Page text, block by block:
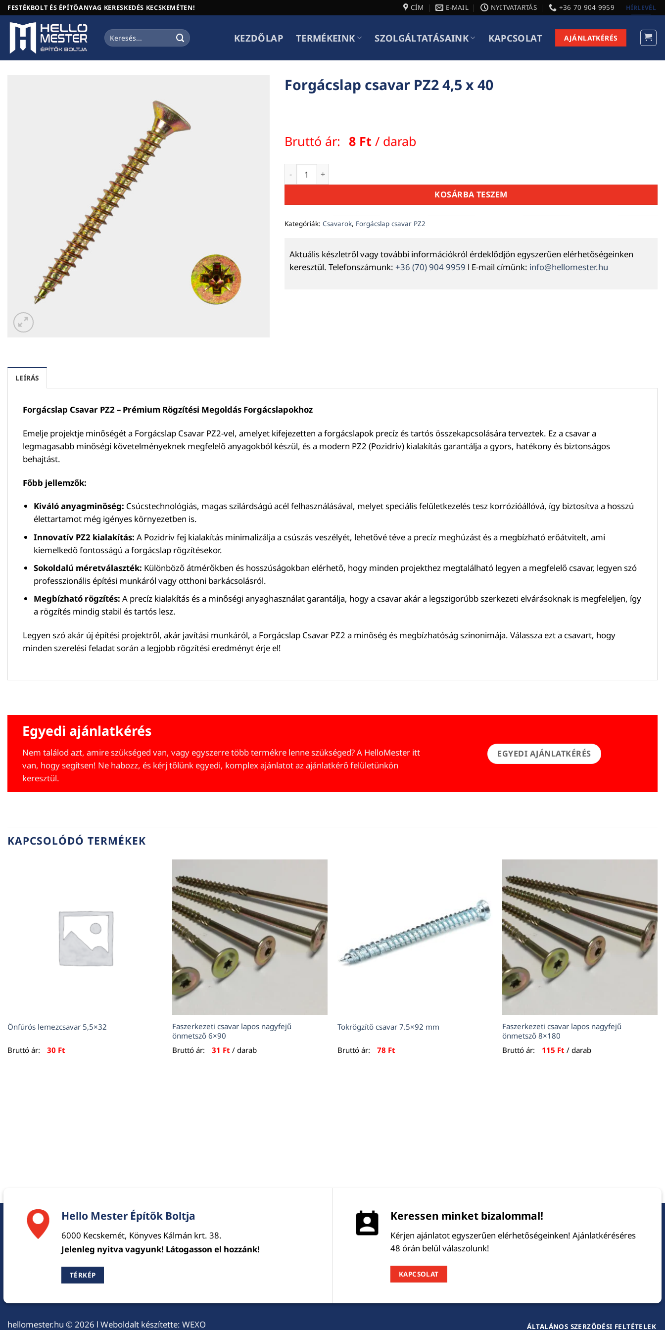
Skip
to
content
FESTÉKBOLT ÉS ÉPÍTŐANYAG KERESKEDÉS KECSKEMÉTEN! CÍM E-MAIL NYITVATARTÁS +36 70 904 9959 HÍRLEVÉL
Keresés
a
KEZDŐLAP TERMÉKEINK SZOLGÁLTATÁSAINK KAPCSOLAT AJÁNLATKÉRÉS
Forgácslap csavar PZ2 4,5 x 40
Bruttó ár: 8 Ft / darab
Forgácslap csavar PZ2 4,5 x 40 mennyiség
KOSÁRBA TESZEM
Kategóriák: Csavarok, Forgácslap csavar PZ2
Aktuális készletről vagy további információkról érdeklődjön egyszerűen elérhetőségeinken
keresztül. Telefonszámunk: +36 (70) 904 9959 l E-mail címünk: info@hellomester.hu
LEÍRÁS
Forgácslap Csavar PZ2 – Prémium Rögzítési Megoldás Forgácslapokhoz
Emelje projektje minőségét a Forgácslap Csavar PZ2-vel, amelyet kifejezetten a forgácslapok precíz és tartós összekapcsolására terveztek. Ez a csavar a
legmagasabb minőségi követelményeknek megfelelő anyagokból készül, és a modern PZ2 (Pozidriv) kialakítás garantálja a gyors, hatékony és biztonságos
behajtást.
Főbb jellemzők:
Kiváló anyagminőség: Csúcstechnológiás, magas szilárdságú acél felhasználásával, melyet speciális felületkezelés tesz korrózióállóvá, így biztosítva a hosszú
élettartamot még igényes környezetben is.
Innovatív PZ2 kialakítás: A Pozidriv fej kialakítás minimalizálja a csúszás veszélyét, lehetővé téve a precíz meghúzást és a megbízható erőátvitelt, ami
kiemelkedő fontosságú a forgácslap rögzítésekor.
Sokoldalú méretválaszték: Különböző átmérőkben és hosszúságokban elérhető, hogy minden projekthez megtalálható legyen a megfelelő csavar, legyen szó
professzionális építési munkáról vagy otthoni barkácsolásról.
Megbízható rögzítés: A precíz kialakítás és a minőségi anyaghasználat garantálja, hogy a csavar akár a legszigorúbb szerkezeti elvárásoknak is megfeleljen, így
a rögzítés mindig stabil és tartós lesz.
Legyen szó akár új építési projektről, akár javítási munkáról, a Forgácslap Csavar PZ2 a minőség és megbízhatóság szinonimája. Válassza ezt a csavart, hogy
minden szerelési feladat során a legjobb rögzítési eredményt érje el!
Egyedi ajánlatkérés
Nem találod azt, amire szükséged van, vagy egyszerre több termékre lenne szükséged? A HelloMester itt
van, hogy segítsen! Ne habozz, és kérj tőlünk egyedi, komplex ajánlatot az ajánlatkérő felületünkön
keresztül.
EGYEDI AJÁNLATKÉRÉS
KAPCSOLÓDÓ TERMÉKEK
Önfúrós lemezcsavar 5,5×32
Bruttó ár: 30 Ft
Faszerkezeti csavar lapos nagyfejű
önmetsző 6×90
Bruttó ár:
31 Ft / darab
Tokrögzítő csavar 7.5×92 mm
Bruttó ár: 78 Ft
Faszerkezeti csavar lapos nagyfejű
önmetsző 8×180
Bruttó ár:
115 Ft / darab
Hello Mester Építők Boltja
6000 Kecskemét, Könyves Kálmán krt. 38.
Jelenleg nyitva vagyunk! Látogasson el hozzánk!
TÉRKÉP
Keressen minket bizalommal!
Kérjen ajánlatot egyszerűen elérhetőségeinken! Ajánlatkéréséres
48 órán belül válaszolunk!
KAPCSOLAT
hellomester.hu © 2026 l Weboldalt készítette: WEXO ÁLTALÁNOS SZERZŐDÉSI FELTÉTELEK